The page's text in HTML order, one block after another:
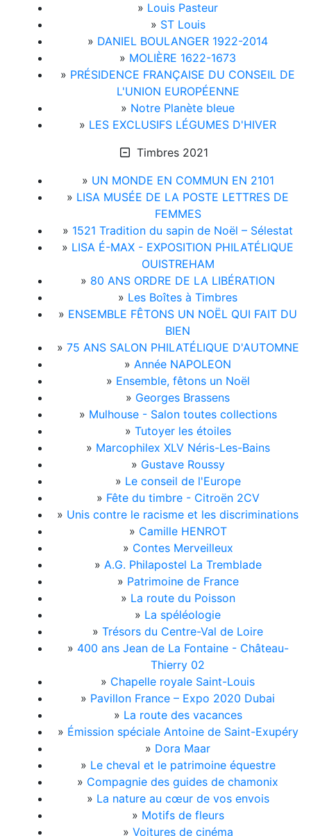
» Louis Pasteur
» ST Louis
» DANIEL BOULANGER 1922-2014
» MOLIÈRE 1622-1673
» PRÉSIDENCE FRANÇAISE DU CONSEIL DE
L'UNION EUROPÉENNE
» Notre Planète bleue
» LES EXCLUSIFS LÉGUMES D'HIVER
Timbres 2021
» UN MONDE EN COMMUN EN 2101
» LISA MUSÉE DE LA POSTE LETTRES DE
FEMMES
» 1521 Tradition du sapin de Noël – Sélestat
» LISA É-MAX - EXPOSITION PHILATÉLIQUE
OUISTREHAM
» 80 ANS ORDRE DE LA LIBÉRATION
» Les Boîtes à Timbres
» ENSEMBLE FÊTONS UN NOËL QUI FAIT DU
BIEN
» 75 ANS SALON PHILATÉLIQUE D'AUTOMNE
» Année NAPOLEON
» Ensemble, fêtons un Noël
» Georges Brassens
» Mulhouse - Salon toutes collections
» Tutoyer les étoiles
» Marcophilex XLV Néris-Les-Bains
» Gustave Roussy
» Le conseil de l'Europe
» Fête du timbre - Citroën 2CV
» Unis contre le racisme et les discriminations
» Camille HENROT
» Contes Merveilleux
» A.G. Philapostel La Tremblade
» Patrimoine de France
» La route du Poisson
» La spéléologie
» Trésors du Centre-Val de Loire
» 400 ans Jean de La Fontaine - Château-
Thierry 02
» Chapelle royale Saint-Louis
» Pavillon France – Expo 2020 Dubai
» La route des vacances
» Émission spéciale Antoine de Saint-Exupéry
» Dora Maar
» Le cheval et le patrimoine équestre
» Compagnie des guides de chamonix
» La nature au cœur de vos envois
» Motifs de fleurs
» Voitures de cinéma